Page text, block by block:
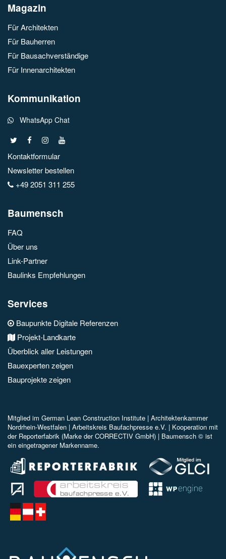
Magazin
Für Architekten
Für Bauherren
Für Bausachverständige
Für Innenarchitekten
Kommunikation
WhatsApp Chat
Kontaktformular
Newsletter bestellen
+49 2051 311 255
Baumensch
FAQ
Über uns
Link-Partner
Baulinks Empfehlungen
Services
Baupunkte Digitale Referenzen
Projekt-Landkarte
Überblick aller Leistungen
Bauexperten zeigen
Bauprojekte zeigen
Mitglied im German Lean Construction Institute | Architektenkammer
Nordrhein-Westfalen | Arbeitskreis Baufachpresse e.V. | Kooperation mit
der Reporterfabrik (Marke der CORRECTIV GmbH) | Baumensch © ist
ein eingetragener Markenname.